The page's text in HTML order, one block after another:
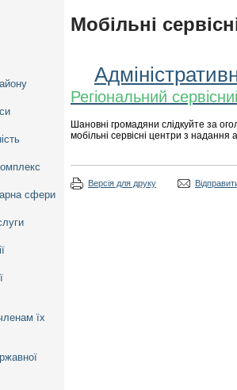
сфери
їх
Мобільні
Регіональний
Шановні громадяни слідкуйте за
мобільні сервісні центри з
Версія для друку